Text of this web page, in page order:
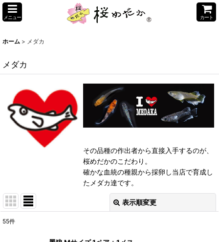
メニュー カート
ホーム > メダカ
メダカ
その品種の作出者から直接入手するのが、
桜めだかのこだわり。
確かな血統の種親から採卵し当店で育成し
たメダカ達です。
表示順変更
55件